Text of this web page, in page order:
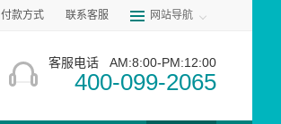
付款方式 联系客服 网站导航
客服电话 AM:8:00-PM:12:00
400-099-2065